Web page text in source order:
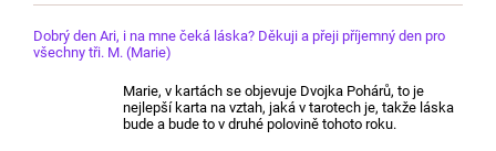
Dobrý den Ari, i na mne čeká láska? Děkuji a přeji příjemný den pro
všechny tři. M. (Marie)
Marie, v kartách se objevuje Dvojka Pohárů, to je
nejlepší karta na vztah, jaká v tarotech je, takže láska
bude a bude to v druhé polovině tohoto roku.